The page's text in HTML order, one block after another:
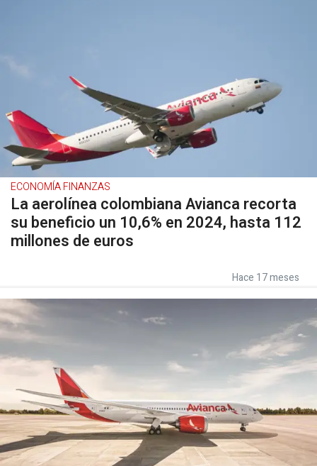
ECONOMÍA FINANZAS
La aerolínea colombiana Avianca recorta
su beneficio un 10,6% en 2024, hasta 112
millones de euros
Hace 17 meses